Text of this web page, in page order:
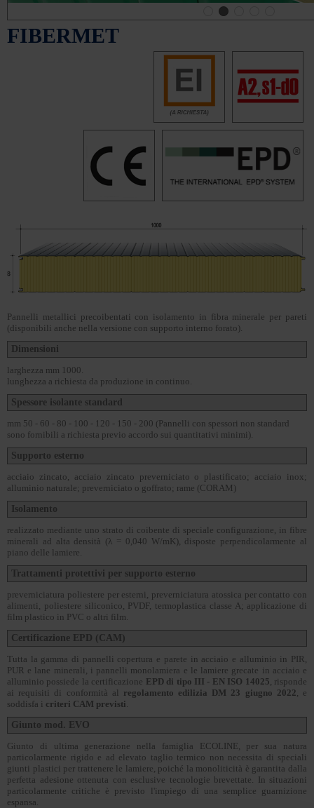
FIBERMET
Pannelli metallici precoibentati con isolamento in fibra minerale per pareti
(disponibili anche nella versione con supporto interno forato).
Dimensioni
larghezza mm 1000.
lunghezza a richiesta da produzione in continuo.
Spessore isolante standard
mm 50 - 60 - 80 - 100 - 120 - 150 - 200 (Pannelli con spessori non standard
sono fornibili a richiesta previo accordo sui quantitativi minimi).
Supporto esterno
acciaio zincato, acciaio zincato preverniciato o plastificato; acciaio inox;
alluminio naturale; preverniciato o goffrato; rame (CORAM)
Isolamento
realizzato mediante uno strato di coibente di speciale configurazione, in fibre
minerali ad alta densità (λ = 0,040 W/mK), disposte perpendicolarmente al
piano delle lamiere.
Trattamenti protettivi per supporto esterno
preverniciatura poliestere per esterni, preverniciatura atossica per contatto con
alimenti, poliestere siliconico, PVDF, termoplastica classe A; applicazione di
film plastico in PVC o altri film.
Certificazione EPD (CAM)
Tutta la gamma di pannelli copertura e parete in acciaio e alluminio in PIR,
PUR e lane minerali, i pannelli monolamiera e le lamiere grecate in acciaio e
alluminio possiede la certificazione EPD di tipo III - EN ISO 14025 , risponde
ai requisiti di conformità al regolamento edilizia DM 23 giugno 2022 , e
soddisfa i criteri CAM previsti
Giunto mod. EVO
Giunto di ultima generazione nella famiglia ECOLINE, per sua natura
particolarmente rigido e ad elevato taglio termico non necessita di speciali
giunti plastici per trattenere le lamiere, poiché la monoliticità è garantita dalla
perfetta adesione ottenuta con esclusive tecnologie brevettate. In situazioni
particolarmente critiche è previsto l'impiego di una semplice guarnizione
espansa.